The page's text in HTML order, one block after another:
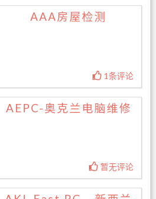
AAA房屋检测
1条评论
AEPC-奥克兰电脑维修
暂无评论